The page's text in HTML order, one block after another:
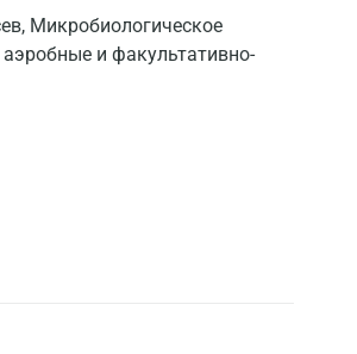
Микробиологическое
и факультативно-